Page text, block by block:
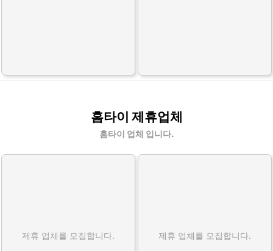
홈타이 제휴업체
홈타이 업체 입니다.
제휴 업체를 모집합니다. 제휴 업체를 모집합니다.